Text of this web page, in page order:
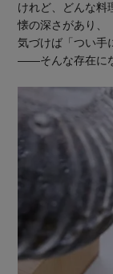
けれど、どんな料
懐の深さがあり、
気づけば「つい手
——そんな存在に